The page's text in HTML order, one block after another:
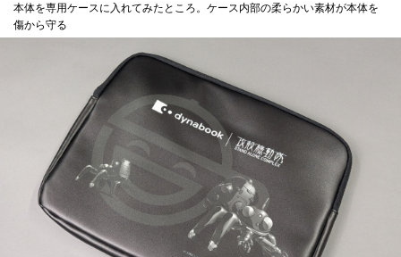
本体を専用ケースに入れてみたところ。ケース内部の柔らかい素材が本体を
傷から守る